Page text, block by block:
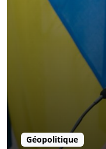
Géopolitique